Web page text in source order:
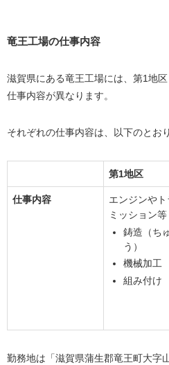
竜王工場の仕事内容
滋賀県にある竜王工場には、第1地
仕事内容が異なります。
それぞれの仕事内容は、以下のとお
第1地区
仕事内容
エンジンやト
ミッション等
鋳造（ち
う）
機械加工
組み付け
勤務地は「滋賀県蒲生郡竜王町大字